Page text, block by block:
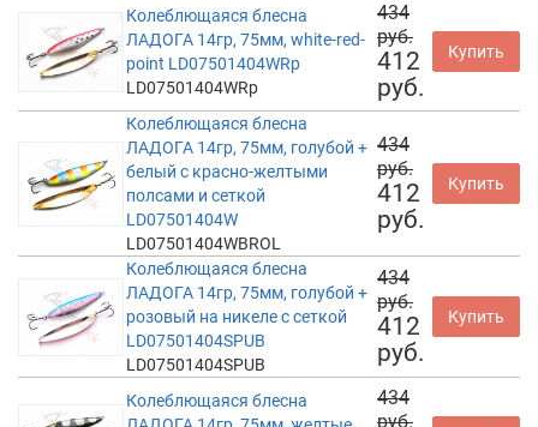
Колеблющаяся блесна
ЛАДОГА 14гр, 75мм, white-red-
point LD07501404WRp
LD07501404WRp
434
руб.
412
руб.
Купить
Колеблющаяся блесна
ЛАДОГА 14гр, 75мм, голубой +
белый с красно-желтыми
полсами и сеткой
LD07501404W
LD07501404WBROL
434
руб.
412
руб.
Купить
Колеблющаяся блесна
ЛАДОГА 14гр, 75мм, голубой +
розовый на никеле с сеткой
LD07501404SPUB
LD07501404SPUB
434
руб.
412
руб.
Купить
Колеблющаяся блесна
434
руб.